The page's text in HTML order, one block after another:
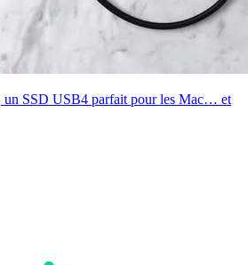
un SSD USB4 parfait pour les Mac… et